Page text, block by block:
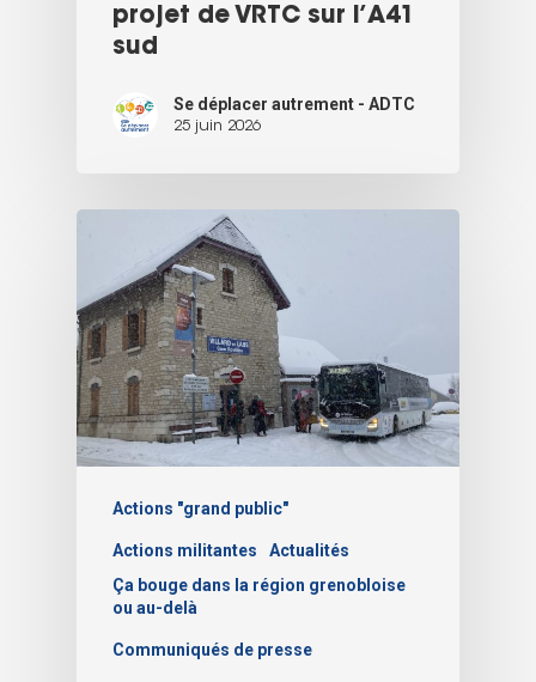
projet de VRTC sur l’A41
sud
Se déplacer autrement - ADTC
25 juin 2026
Actions "grand public"
Actions militantes
Actualités
Ça bouge dans la région grenobloise
ou au-delà
Communiqués de presse